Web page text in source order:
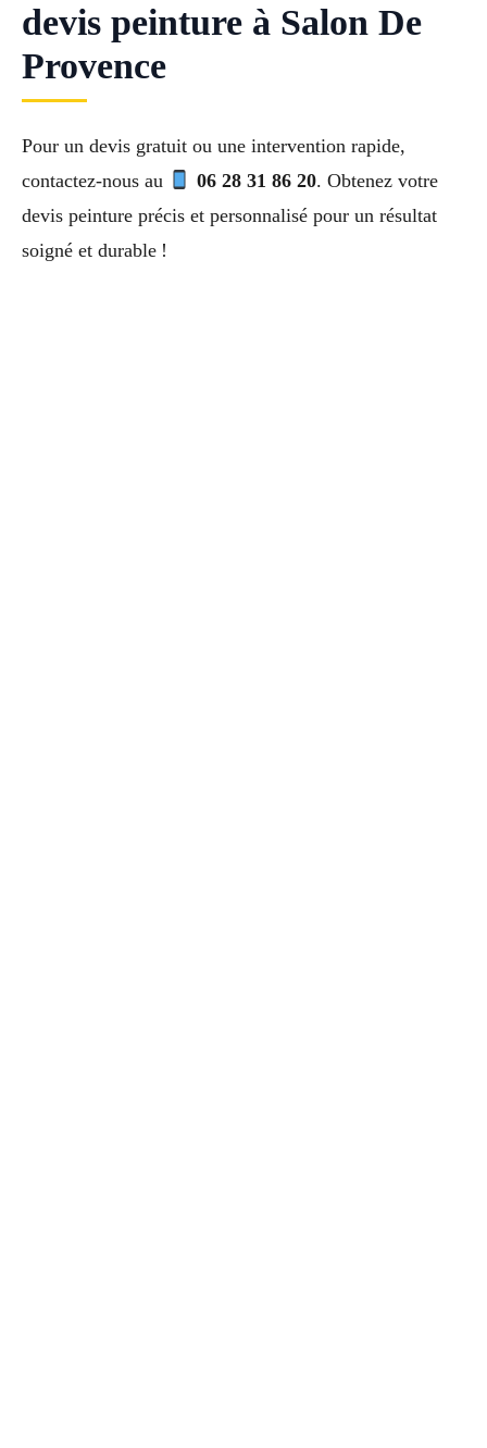
devis peinture à Salon De
Provence
Pour un devis gratuit ou une intervention rapide,
contactez-nous au
06 28 31 86 20. Obtenez votre
devis peinture précis et personnalisé pour un résultat
soigné et durable !